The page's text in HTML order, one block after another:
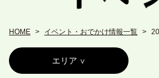
HOME イベント・おでかけ情報一覧
エリア